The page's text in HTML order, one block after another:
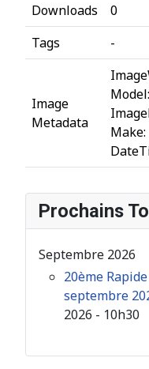
Prochains
Septembre 2026
20ème
septembre
2026 - 10h30
Downloads
0
Tags
-
Image
Metadata
Model:
Make: